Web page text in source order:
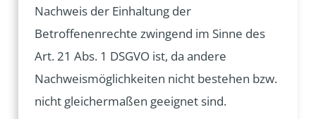
Nachweis der Einhaltung der
Betroffenenrechte zwingend im Sinne des
Art. 21 Abs. 1 DSGVO ist, da andere
Nachweismöglichkeiten nicht bestehen bzw.
nicht gleichermaßen geeignet sind.